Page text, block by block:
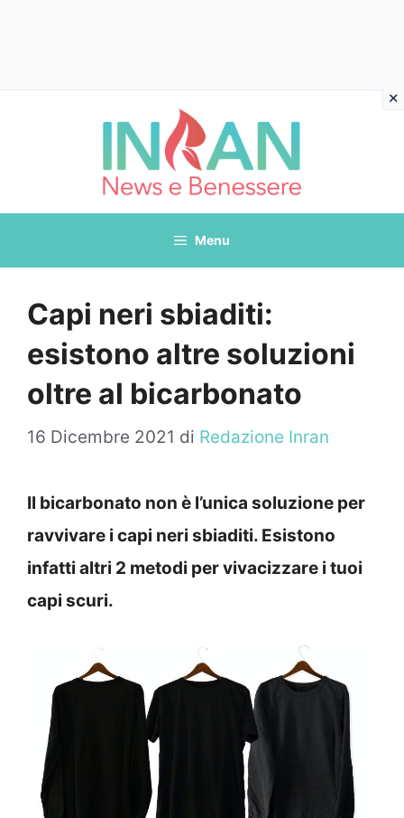
Menu
Capi neri sbiaditi:
esistono altre soluzioni
oltre al bicarbonato
16 Dicembre 2021 di Redazione Inran
Il bicarbonato non è l’unica soluzione per
ravvivare i capi neri sbiaditi. Esistono
infatti altri 2 metodi per vivacizzare i tuoi
capi scuri.